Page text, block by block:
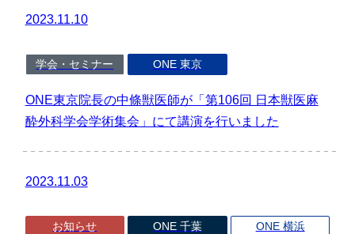
2023.11.10
学会・セミナー ONE 東京
ONE東京院長の中條獣医師が「第106回 日本獣医麻
酔外科学会学術集会」にて講演を行いました
2023.11.03
お知らせ ONE 千葉 ONE 横浜